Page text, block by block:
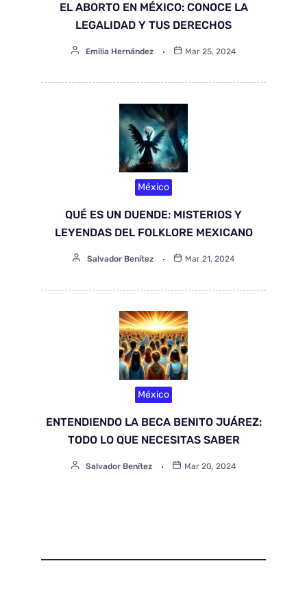
EL ABORTO EN MÉXICO: CONOCE LA
LEGALIDAD Y TUS DERECHOS
Emilia Hernández Mar 25, 2024
México
QUÉ ES UN DUENDE: MISTERIOS Y
LEYENDAS DEL FOLKLORE MEXICANO
Salvador Benítez Mar 21, 2024
México
ENTENDIENDO LA BECA BENITO JUÁREZ:
TODO LO QUE NECESITAS SABER
Salvador Benítez Mar 20, 2024